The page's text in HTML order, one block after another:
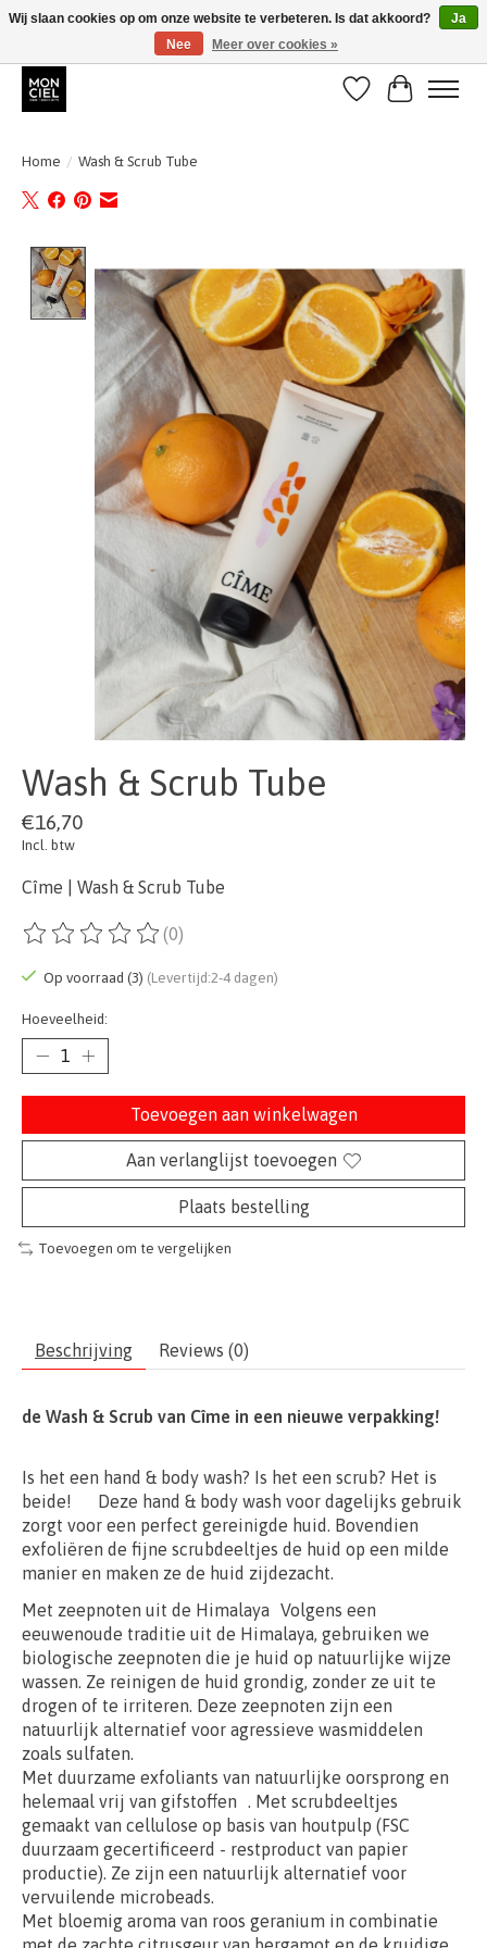
BE + NL : GRATIS VERZENDING van 31/07 t;e.m. 17/8
Verlanglijst
Home / Wash & Scrub Tube
Wash & Scrub Tube
€16,70
Incl. btw
Cîme | Wash & Scrub Tube
De beoordeling van dit product is
(0)
Op voorraad (3) (Levertijd:2-4 dagen)
Hoeveelheid:
Toevoegen aan winkelwagen
Aan verlanglijst toevoegen
Plaats bestelling
Toevoegen om te vergelijken
Beschrijving Reviews (0)
de Wash & Scrub van Cîme in een nieuwe verpakking!
Is het een hand & body wash? Is het een scrub? Het is
beide! Deze hand & body wash voor dagelijks gebruik
zorgt voor een perfect gereinigde huid. Bovendien
exfoliëren de fijne scrubdeeltjes de huid op een milde
manier en maken ze de huid zijdezacht.
Met zeepnoten uit de Himalaya Volgens een
eeuwenoude traditie uit de Himalaya, gebruiken we
biologische zeepnoten die je huid op natuurlijke wijze
wassen. Ze reinigen de huid grondig, zonder ze uit te
drogen of te irriteren. Deze zeepnoten zijn een
natuurlijk alternatief voor agressieve wasmiddelen
zoals sulfaten.
Met duurzame exfoliants van natuurlijke oorsprong en
helemaal vrij van gifstoffen . Met scrubdeeltjes
gemaakt van cellulose op basis van houtpulp (FSC
duurzaam gecertificeerd - restproduct van papier
productie). Ze zijn een natuurlijk alternatief voor
vervuilende microbeads.
Met bloemig aroma van roos geranium in combinatie
Wij slaan cookies op om onze website te verbeteren. Is dat akkoord?
Ja
Nee
Meer over cookies »